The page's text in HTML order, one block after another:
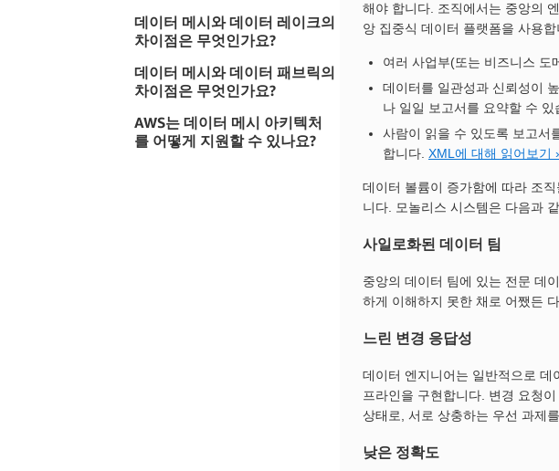
데이터 메시와 데이터 레이크의
차이점은 무엇인가요?
데이터 메시와 데이터 패브릭의
차이점은 무엇인가요?
AWS는 데이터 메시 아키텍처
를 어떻게 지원할 수 있나요?
해야 합니다. 조직에서는 중앙의
앙 집중식 데이터 플랫폼을 사용합
여러 사업부(또는 비즈니스 도
데이터를 일관성과 신뢰성이
나 일일 보고서를 요약할 수 있
사람이 읽을 수 있도록 보고서
합니다. XML에 대해 읽어보기
데이터 볼륨이 증가함에 따라 조
니다. 모놀리스 시스템은 다음과
사일로화된 데이터 팀
중앙의 데이터 팀에 있는 전문 데
하게 이해하지 못한 채로 어쨌든
느린 변경 응답성
데이터 엔지니어는 일반적으로 데
프라인을 구현합니다. 변경 요청
상태로, 서로 상충하는 우선 과제
낮은 정확도